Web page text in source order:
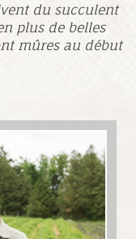
du succulent
plus de belles
mûres au début